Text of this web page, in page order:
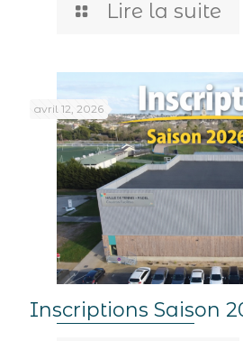
Lire la suite
avril 12, 2026
Inscriptions Saison